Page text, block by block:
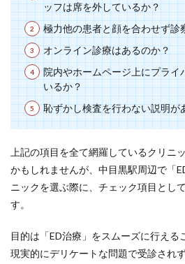
ッフは席を外しているか？
極力他の患者と顔を合わせず診
オンライン診療はあるのか？
院内やホームページ上にプライ
いるか？
恥ずかし検査を行わない説明が
上記の項目を全て網羅しているクリニ
かもしれませんが、中目黒駅周辺で「
ニックを選ぶ際に、チェック項目とし
す。
目的は「ED治療」をスムーズに行える
現実的にデリケートな問題で受診され